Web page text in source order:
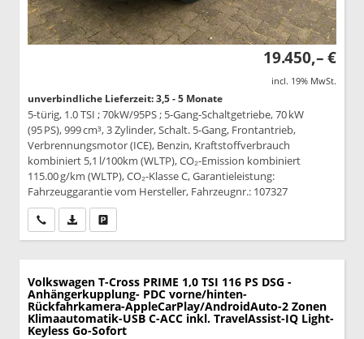
19.450,– €
incl. 19% MwSt.
unverbindliche Lieferzeit: 3,5 - 5 Monate
5-türig, 1.0 TSI ; 70kW/95PS ; 5-Gang-Schaltgetriebe, 70 kW
(95 PS), 999 cm³, 3 Zylinder, Schalt. 5-Gang, Frontantrieb,
Verbrennungsmotor (ICE), Benzin, Kraftstoffverbrauch
kombiniert 5,1 l/100km (WLTP), CO₂-Emission kombiniert
115.00 g/km (WLTP), CO₂-Klasse C, Garantieleistung:
Fahrzeuggarantie vom Hersteller, Fahrzeugnr.: 107327
Wir rufen Sie anPDF-Datei, Fahrzeugexposé drucken
Volkswagen T-Cross PRIME 1,0 TSI 116 PS DSG -
Anhängerkupplung- PDC vorne/hinten-
Rückfahrkamera-AppleCarPlay/AndroidAuto-2 Zonen
Klimaautomatik-USB C-ACC inkl. TravelAssist-IQ Light-
Keyless Go-Sofort